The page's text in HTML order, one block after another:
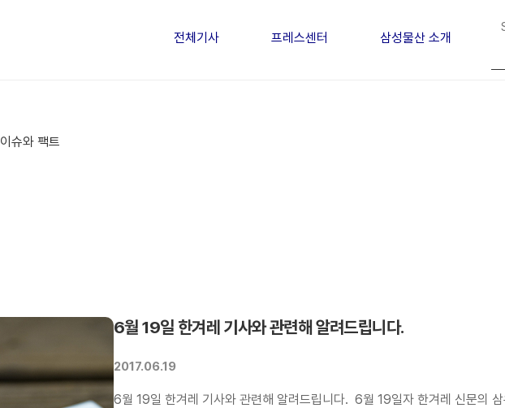
전체기사 프레스센터 삼성물산 소개
이슈와 팩트
6월 19일 한겨레 기사와 관련해 알려드립니다.
2017.06.19
6월 19일 한겨레 기사와 관련해 알려드립니다. 6월 19일자 한겨레 신문의